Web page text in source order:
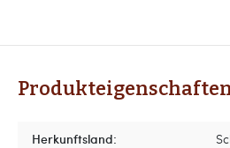
Herkunftsland: